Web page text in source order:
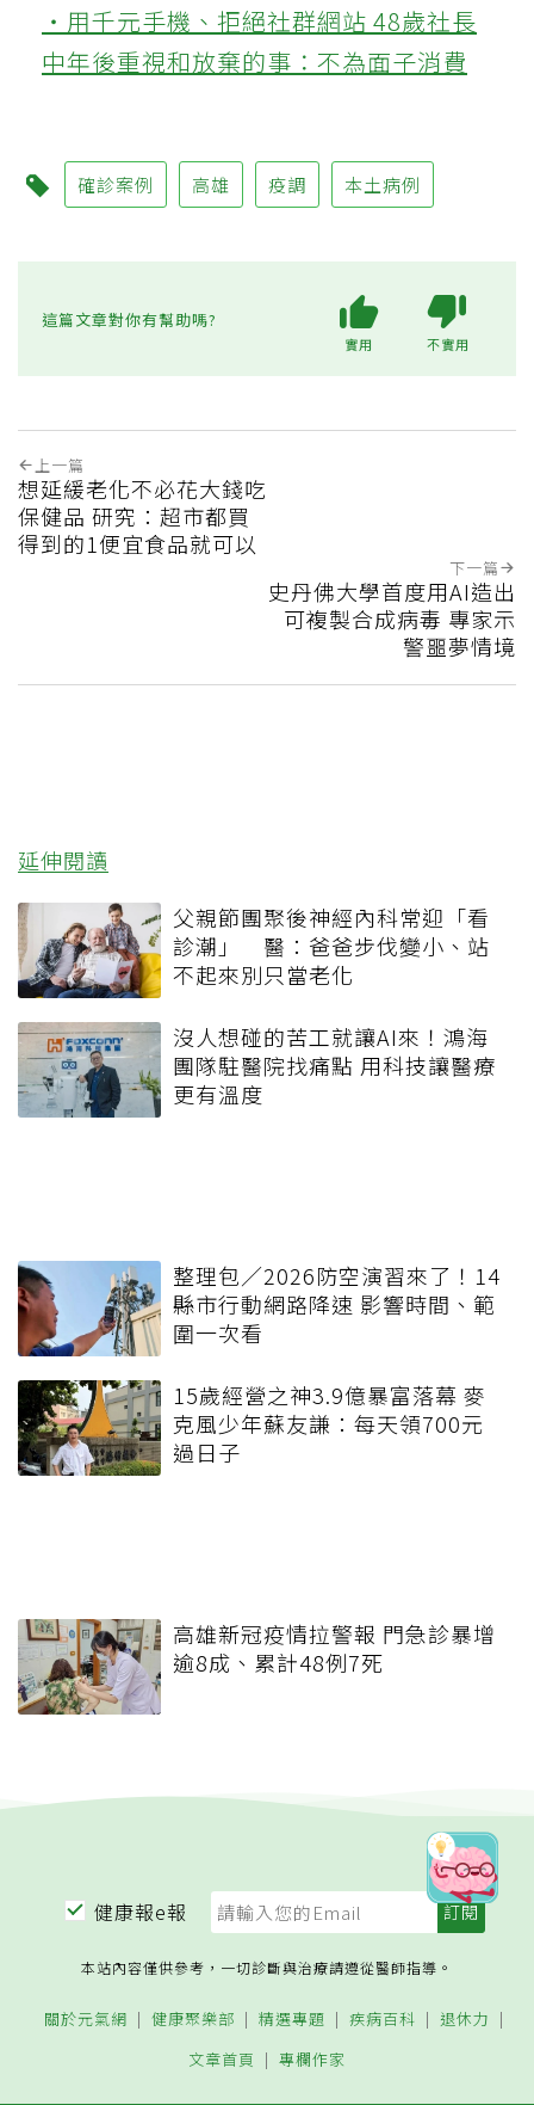
‧用千元手機、拒絕社群網站 48歲社長
中年後重視和放棄的事：不為面子消費
確診案例 高雄 疫調 本土病例
這篇文章對你有幫助嗎?
實用 不實用
上一篇
想延緩老化不必花大錢吃
保健品 研究：超市都買
得到的1便宜食品就可以
下一篇
史丹佛大學首度用AI造出
可複製合成病毒 專家示
警噩夢情境
延伸閱讀
父親節團聚後神經內科常迎「看
診潮」 醫：爸爸步伐變小、站
不起來別只當老化
沒人想碰的苦工就讓AI來！鴻海
團隊駐醫院找痛點 用科技讓醫療
更有溫度
整理包／2026防空演習來了！14
縣市行動網路降速 影響時間、範
圍一次看
15歲經營之神3.9億暴富落幕 麥
克風少年蘇友謙：每天領700元
過日子
高雄新冠疫情拉警報 門急診暴增
逾8成、累計48例7死
健康報e報
本站內容僅供參考，一切診斷與治療請遵從醫師指導。
關於元氣網 健康聚樂部 精選專題 疾病百科
退休力
文章首頁
專欄作家